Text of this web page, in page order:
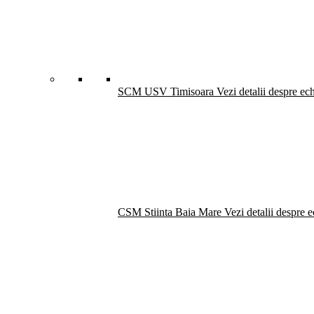
SCM USV Timisoara Vezi detalii despre
CSM Stiinta Baia Mare Vezi detalii despre